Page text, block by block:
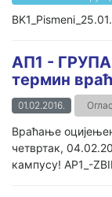
АП1 - ГРУПА
термин
01.02.2016.
Враћање
четвртак,
кампусу! AP1_-